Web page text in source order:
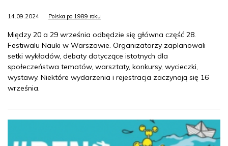
14.09.2024 Polska po 1989 roku
Między 20 a 29 września odbędzie się główna część 28.
Festiwalu Nauki w Warszawie. Organizatorzy zaplanowali
setki wykładów, debaty dotyczące istotnych dla
społeczeństwa tematów, warsztaty, konkursy, wycieczki,
wystawy. Niektóre wydarzenia i rejestracja zaczynają się 16
września.